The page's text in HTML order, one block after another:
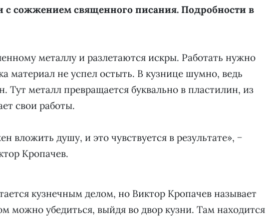
с сожжением священного писания. Подробности в
металлу и разлетаются искры. Работать нужно
материал не успел остыть. В кузнице шумно, ведь
Тут металл превращается буквально в пластилин, из
свои работы.
вложить душу, и это чувствуется в результате», −
Кропачев.
кузнечным делом, но Виктор Кропачев называет
можно убедиться, выйдя во двор кузни. Там находится